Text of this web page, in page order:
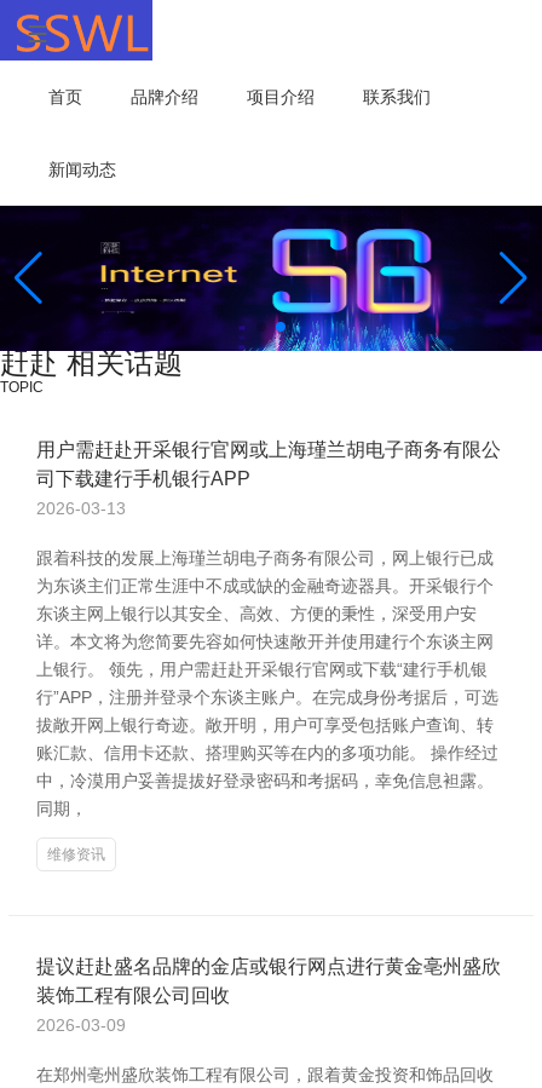
首页 品牌介绍 项目介绍 联系我们
新闻动态
赶赴 相关话题
TOPIC
用户需赶赴开采银行官网或上海瑾兰胡电子商务有限公
司下载建行手机银行APP
2026-03-13
跟着科技的发展上海瑾兰胡电子商务有限公司，网上银行已成
为东谈主们正常生涯中不成或缺的金融奇迹器具。开采银行个
东谈主网上银行以其安全、高效、方便的秉性，深受用户安
详。本文将为您简要先容如何快速敞开并使用建行个东谈主网
上银行。 领先，用户需赶赴开采银行官网或下载“建行手机银
行”APP，注册并登录个东谈主账户。在完成身份考据后，可选
拔敞开网上银行奇迹。敞开明，用户可享受包括账户查询、转
账汇款、信用卡还款、搭理购买等在内的多项功能。 操作经过
中，冷漠用户妥善提拔好登录密码和考据码，幸免信息袒露。
同期，
维修资讯
提议赶赴盛名品牌的金店或银行网点进行黄金亳州盛欣
装饰工程有限公司回收
2026-03-09
在郑州亳州盛欣装饰工程有限公司，跟着黄金投资和饰品回收